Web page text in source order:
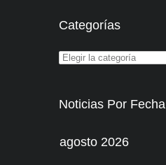
Categorías
Noticias Por Fecha
agosto 2026